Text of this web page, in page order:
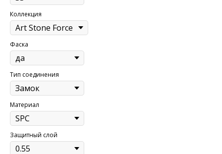
Коллекция
Фаска
Тип соединения
Материал
Защитный слой